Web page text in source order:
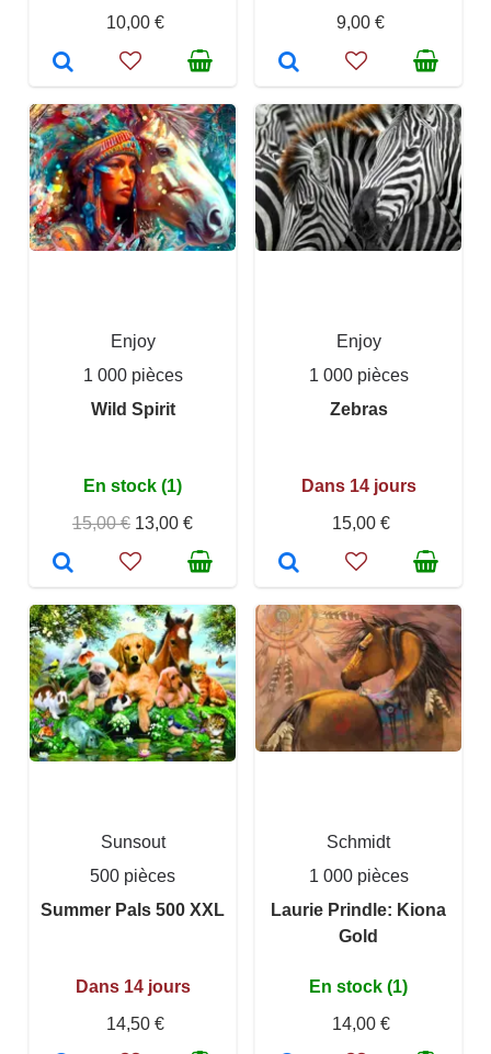
10,00 €
9,00 €
Enjoy
1 000 pièces
Wild Spirit
En stock (1)
15,00 € 13,00 €
Enjoy
1 000 pièces
Zebras
Dans 14 jours
15,00 €
Sunsout
500 pièces
Summer Pals 500 XXL
Dans 14 jours
14,50 €
Schmidt
1 000 pièces
Laurie Prindle: Kiona
Gold
En stock (1)
14,00 €